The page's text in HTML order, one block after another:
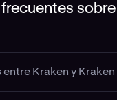
Kraken y Kraken